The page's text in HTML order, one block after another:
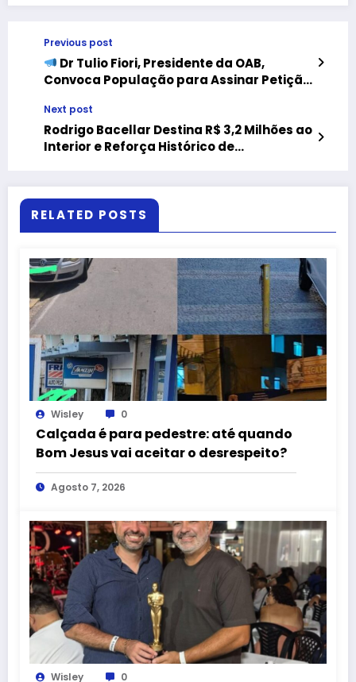
Previous post
Dr Tulio Fiori, Presidente da OAB,
Convoca População para Assinar Petição
Next post
Rodrigo Bacellar Destina R$ 3,2 Milhões ao
Interior e Reforça Histórico de
RELATED POSTS
Wisley 0
Calçada é para pedestre: até quando
Bom Jesus vai aceitar o desrespeito?
Agosto 7, 2026
Wisley 0